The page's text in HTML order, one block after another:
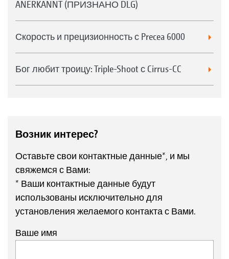
ANERKANNT (ПРИЗНАНО DLG)
Скорость и прецизионность с Precea 6000
Бог любит троицу: Triple-Shoot с Cirrus-CC
Возник интерес?
Оставьте свои контактные данные*, и мы
свяжемся с Вами:
* Ваши контактные данные будут
использованы исключительно для
установления желаемого контакта с Вами.
Ваше имя